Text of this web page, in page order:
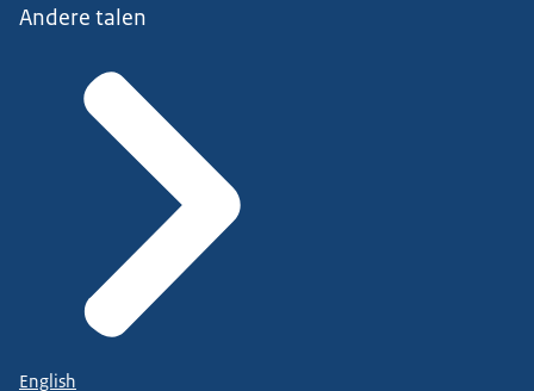
Andere talen
English